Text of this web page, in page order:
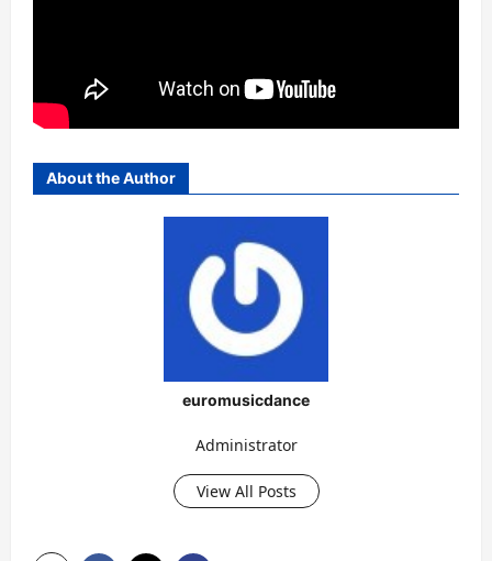
About the Author
euromusicdance
Administrator
View All Posts